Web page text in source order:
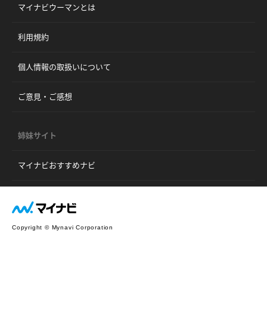
マイナビウーマンとは
利用規約
個人情報の取扱いについて
ご意見・ご感想
姉妹サイト
マイナビおすすめナビ
Copyright © Mynavi Corporation